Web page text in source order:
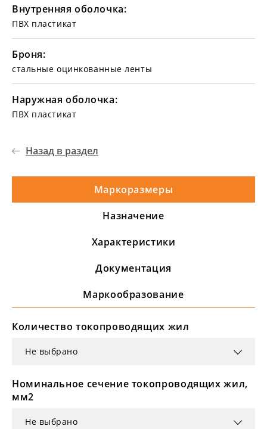
Внутренняя оболочка:
ПВХ пластикат
Броня:
стальные оцинкованные ленты
Наружная оболочка:
ПВХ пластикат
Назад в раздел
Маркоразмеры
Назначение
Характеристики
Документация
Маркообразование
Количество токопроводящих жил
Не выбрано
Номинальное сечение токопроводящих жил,
мм2
Не выбрано